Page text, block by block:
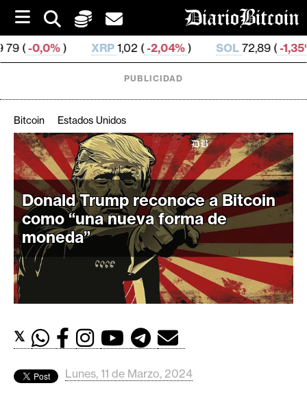
i
p
t
o
XRP1,02 (-2,04%) SOL72,89 ( -1,35%) TRX
C
r
i
p
t
o
c
d
s
PUBLICIDAD
Bitcoin Estados Unidos
Donald Trump reconoce a Bitcoin
como “una nueva forma de
moneda”
𝕏
Lunes, 11 de Marzo, 2024